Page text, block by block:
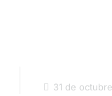
31 de